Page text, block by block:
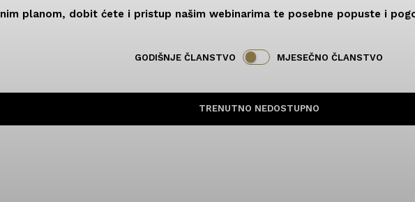
planom, dobit ćete i pristup našim webinarima te posebne popuste i
GODIŠNJE ČLANSTVO MJESEČNO ČLANSTVO
TRENUTNO NEDOSTUPNO